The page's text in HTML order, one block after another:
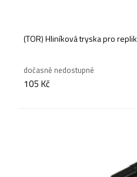
(TOR) Hliníková tryska pro
dočasně nedostupné
105 Kč